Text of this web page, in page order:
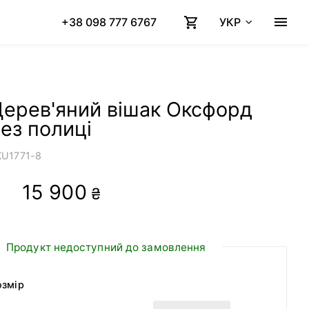
+38 098 777 6767 УКР
вішак Оксфорд
полиці
1771-8
15 900 ₴
Продукт недоступний до замовлення